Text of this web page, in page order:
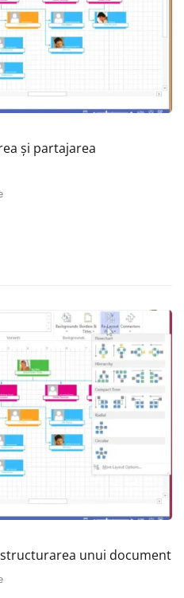
și partajarea
unui document